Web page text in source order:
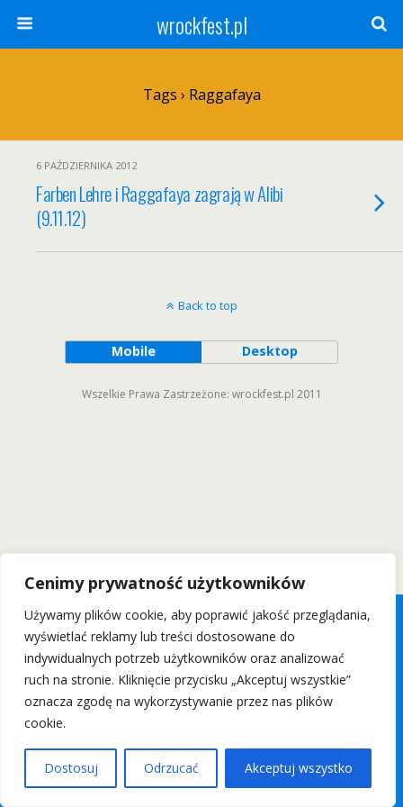
Cenimy prywatność użytkowników
Używamy plików cookie, aby poprawić jakość przeglądania,
wyświetlać reklamy lub treści dostosowane do
indywidualnych potrzeb użytkowników oraz analizować
ruch na stronie. Kliknięcie przycisku „Akceptuj wszystkie”
oznacza zgodę na wykorzystywanie przez nas plików
cookie.
Dostosuj Odrzucać Akceptuj wszystko
wrockfest.pl
Tags › Raggafaya
6 PAŹDZIERNIKA 2012
Farben Lehre i Raggafaya zagrają w Alibi
(9.11.12)
Back to top
Mobile Desktop
Wszelkie Prawa Zastrzeżone: wrockfest.pl 2011